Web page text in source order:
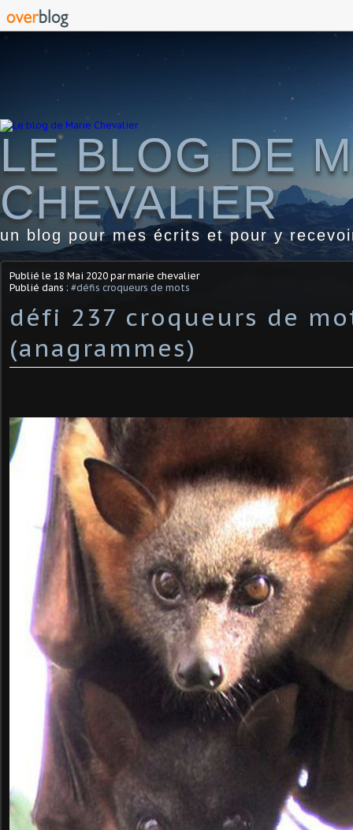
LE BLOG DE
CHEVALIER
un blog pour mes écrits et pour y
Publié le 18 Mai 2020 par marie chevalier
Publié dans : #défis croqueurs de mots
défi 237 croqueurs de
(anagrammes)